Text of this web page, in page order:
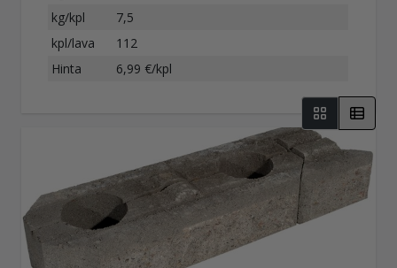
kg/kpl
7,5
kpl/lava
112
Hinta
6,99 €/kpl